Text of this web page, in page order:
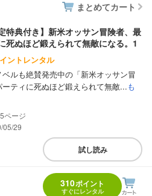
まとめてカート
特典付き】新米オッサン冒険者、最
死ぬほど鍛えられて無敵になる。1
ントレンタル
ルも絶賛発売中の「新米オッサン冒
ティに死ぬほど鍛えられて無敵...も
05/29
試し読み
310ポイント
すぐにレンタル